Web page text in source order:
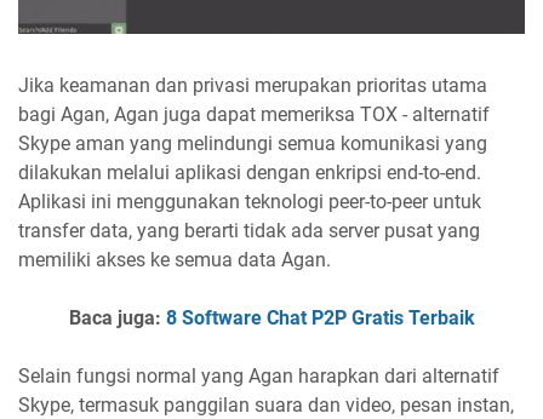
Jika keamanan dan privasi merupakan prioritas utama
bagi Agan, Agan juga dapat memeriksa TOX - alternatif
Skype aman yang melindungi semua komunikasi yang
dilakukan melalui aplikasi dengan enkripsi end-to-end.
Aplikasi ini menggunakan teknologi peer-to-peer untuk
transfer data, yang berarti tidak ada server pusat yang
memiliki akses ke semua data Agan.
Baca juga: 8 Software Chat P2P Gratis Terbaik
Selain fungsi normal yang Agan harapkan dari alternatif
Skype, termasuk panggilan suara dan video, pesan instan,